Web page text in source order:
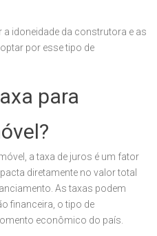
a idoneidade da construtora e as
por esse tipo de
para
a taxa de juros é um fator
diretamente no valor total
As taxas podem
financeira, o tipo de
econômico do país.